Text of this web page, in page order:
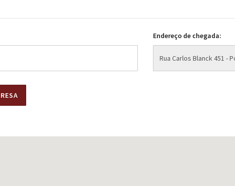
Endereço de chegada: